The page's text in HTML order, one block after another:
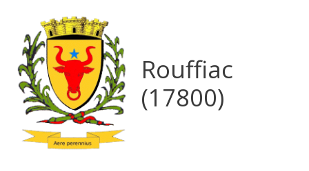
Rouffiac
(17800)